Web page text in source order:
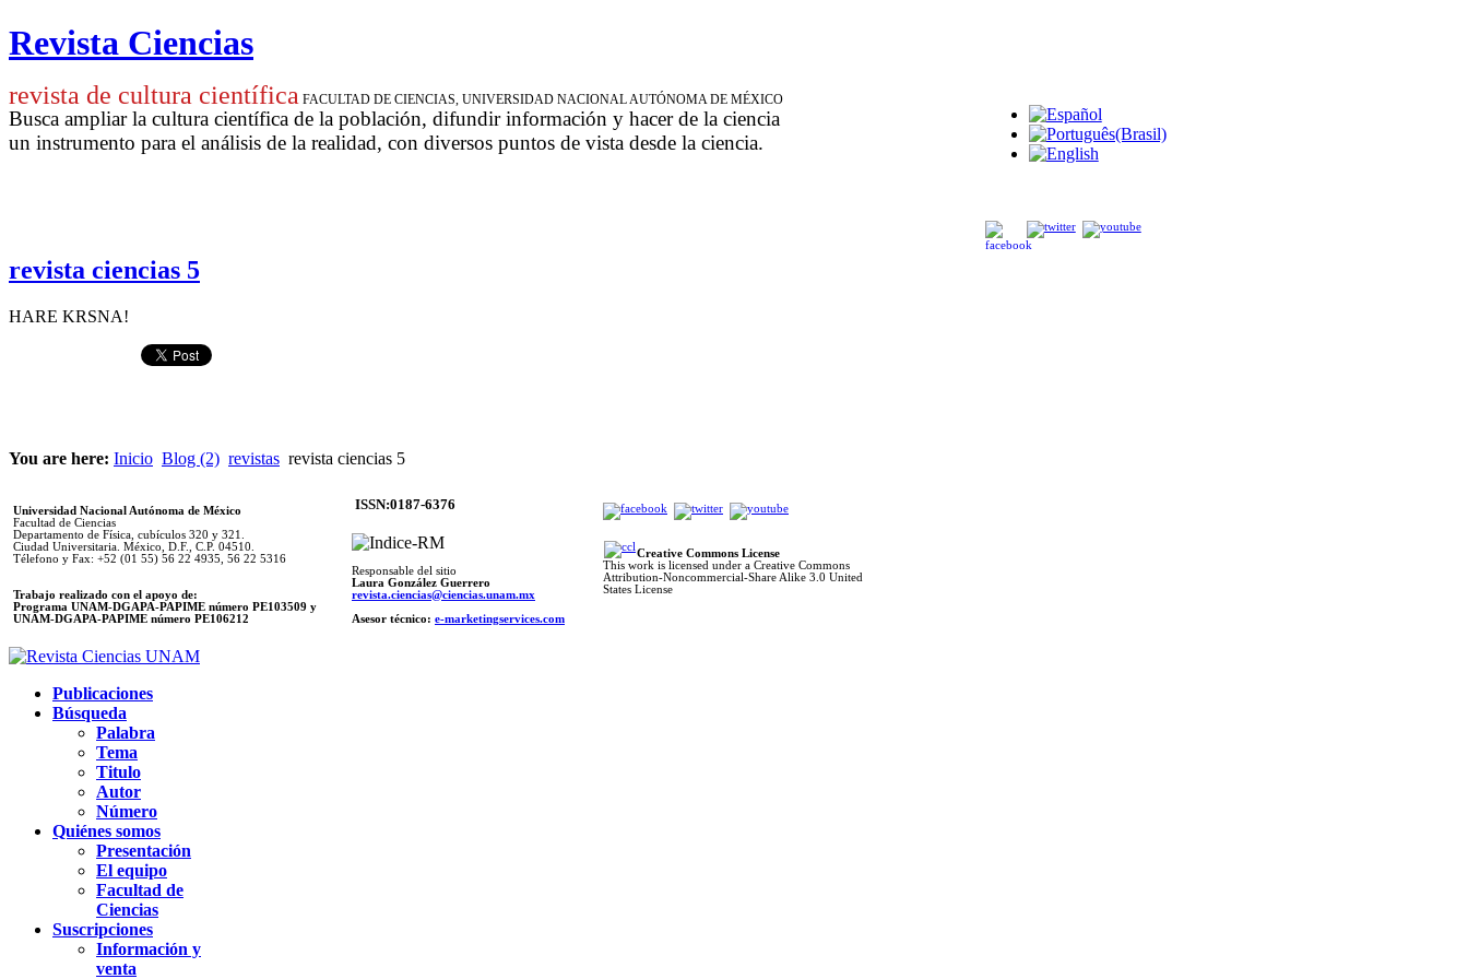
Revista Ciencias
revista de cultura científica FACULTAD DE CIENCIAS, UNIVERSIDAD NACIONAL AUTÓNOMA DE MÉXICO
Busca ampliar la cultura científica de la población, difundir información y hacer de la ciencia
un instrumento para el análisis de la realidad, con diversos puntos de vista desde la ciencia.
revista ciencias 5
HARE KRSNA!
You are here: Inicio Blog (2) revistas revista ciencias 5
Universidad Nacional Autónoma de México
Facultad de Ciencias
Departamento de Física, cubículos 320 y 321.
Ciudad Universitaria. México, D.F., C.P. 04510.
Télefono y Fax: +52 (01 55) 56 22 4935, 56 22 5316
Trabajo realizado con el apoyo de:
Programa UNAM-DGAPA-PAPIME número PE103509 y
UNAM-DGAPA-PAPIME número PE106212
ISSN:0187-6376
Responsable del sitio
Laura González Guerrero
revista.ciencias@ciencias.unam.mx
Asesor técnico: e-marketingservices.com
Creative Commons License
This work is licensed under a Creative Commons
Attribution-Noncommercial-Share Alike 3.0 United
States License
Publicaciones
Búsqueda
Palabra
Tema
Titulo
Autor
Número
Quiénes somos
Presentación
El equipo
Facultad de
Ciencias
Suscripciones
Información y
venta